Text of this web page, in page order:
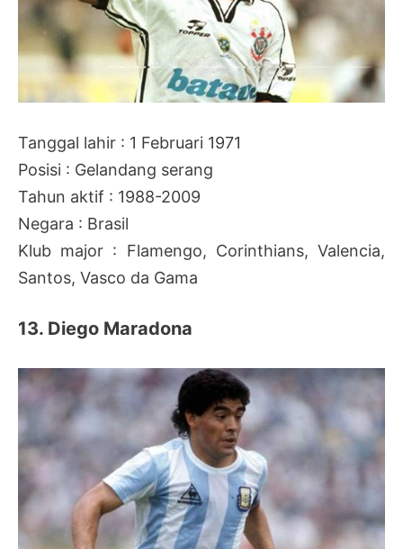
Tanggal lahir : 1 Februari 1971
Posisi : Gelandang serang
Tahun aktif : 1988-2009
Negara : Brasil
Klub major : Flamengo, Corinthians, Valencia,
Santos, Vasco da Gama
13. Diego Maradona